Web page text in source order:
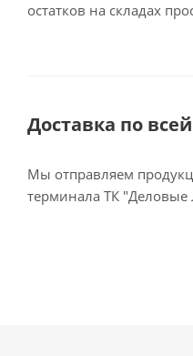
остатков на складах
Доставка по
Мы отправляем
терминала ТК "Деловые